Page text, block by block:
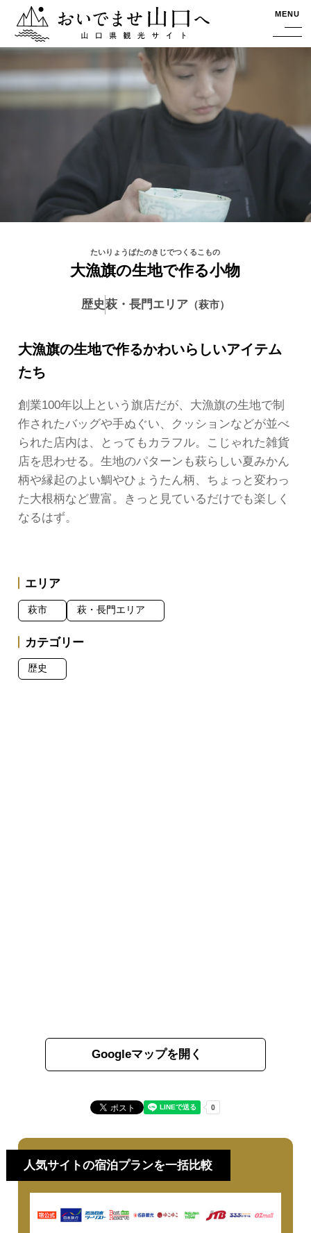
おいでませ山口へー山口県観光サイト MENU
大漁旗の生地で作る小物
歴史萩・長門エリア 萩市
大漁旗の生地で作るかわいらしいアイテム
たち
創業100年以上という旗店だが、大漁旗の生地で制
作されたバッグや手ぬぐい、クッションなどが並べ
られた店内は、とってもカラフル。こじゃれた雑貨
店を思わせる。生地のパターンも萩らしい夏みかん
柄や縁起のよい鯛やひょうたん柄、ちょっと変わっ
た大根柄など豊富。きっと見ているだけでも楽しく
なるはず。
エリア
萩市 萩・長門エリア
カテゴリー
歴史
Googleマップを開く
人気サイトの宿泊プランを一括比較